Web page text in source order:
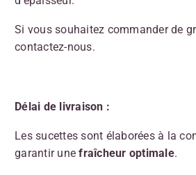
Si vous souhaitez commander de
contactez-nous.
Délai de livraison :
Les sucettes sont élaborées à la
garantir unefraîcheur optimale.